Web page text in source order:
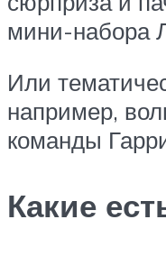
мини-набора
Или
например,
команды
Какие